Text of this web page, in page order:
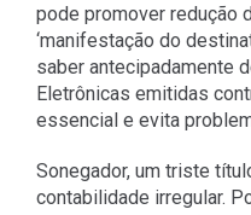
pode promover redução
‘manifestação do
saber antecipadamente
Eletrônicas emitidas
essencial e evita
Sonegador, um triste
contabilidade irregular.